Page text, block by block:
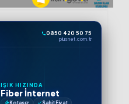
0850 420 50 75
plusnet.com.tr
IŞIK HIZINDA
Fiber İnternet
Kotasız
Sabit Fiyat